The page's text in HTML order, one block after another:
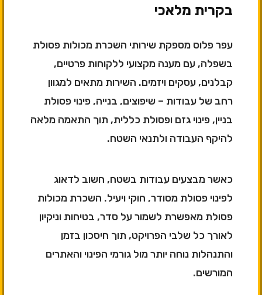
בקרית מלאכי
עפר פלוס מספקת שירותי השכרת מכולות פסולת
בשפלה, עם מענה מקצועי ללקוחות פרטיים,
קבלנים, עסקים ויזמים. השירות מתאים למגוון
רחב של עבודות – שיפוצים, בנייה, פינוי פסולת
בניין, פינוי גזם ופסולת כללית, תוך התאמה מלאה
להיקף העבודה ולתנאי השטח.
כאשר מבצעים עבודות בשטח, חשוב לדאוג
לפינוי פסולת מסודר, חוקי ויעיל. השכרת מכולות
פסולת מאפשרת לשמור על סדר, בטיחות וניקיון
לאורך כל שלבי הפרויקט, תוך חיסכון בזמן
והתנהלות נוחה יותר מול גורמי הפינוי והאתרים
המורשים.